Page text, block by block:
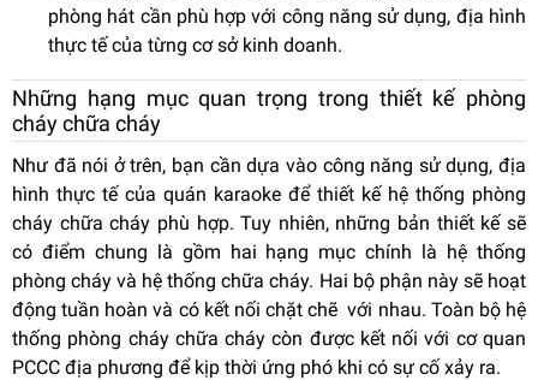
phòng hát cần phù hợp với công năng sử dụng, địa hình
thực tế của từng cơ sở kinh doanh.
Những hạng mục quan trọng trong thiết kế phòng
cháy chữa cháy
Như đã nói ở trên, bạn cần dựa vào công năng sử dụng, địa
hình thực tế của quán karaoke để thiết kế hệ thống phòng
cháy chữa cháy phù hợp. Tuy nhiên, những bản thiết kế sẽ
có điểm chung là gồm hai hạng mục chính là hệ thống
phòng cháy và hệ thống chữa cháy. Hai bộ phận này sẽ hoạt
động tuần hoàn và có kết nối chặt chẽ với nhau. Toàn bộ hệ
thống phòng cháy chữa cháy còn được kết nối với cơ quan
PCCC địa phương để kịp thời ứng phó khi có sự cố xảy ra.